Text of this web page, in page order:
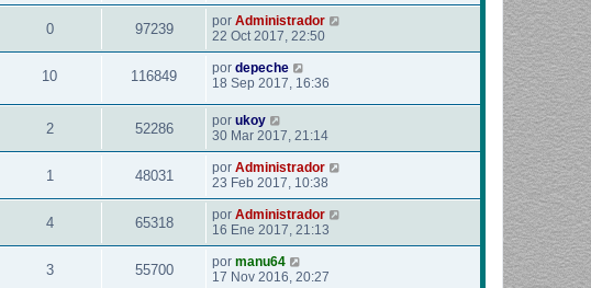
0 97239 por Administrador
22 Oct 2017, 22:50
10 116849 por depeche
18 Sep 2017, 16:36
2 52286 por ukoy
30 Mar 2017, 21:14
1 48031 por Administrador
23 Feb 2017, 10:38
4 65318 por Administrador
16 Ene 2017, 21:13
3 55700 por manu64
17 Nov 2016, 20:27